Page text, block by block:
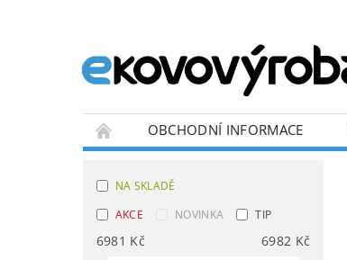
OBCHODNÍ INFORMACE
NA SKLADĚ
AKCE
NOVINKA TIP
6981 Kč 6982 Kč